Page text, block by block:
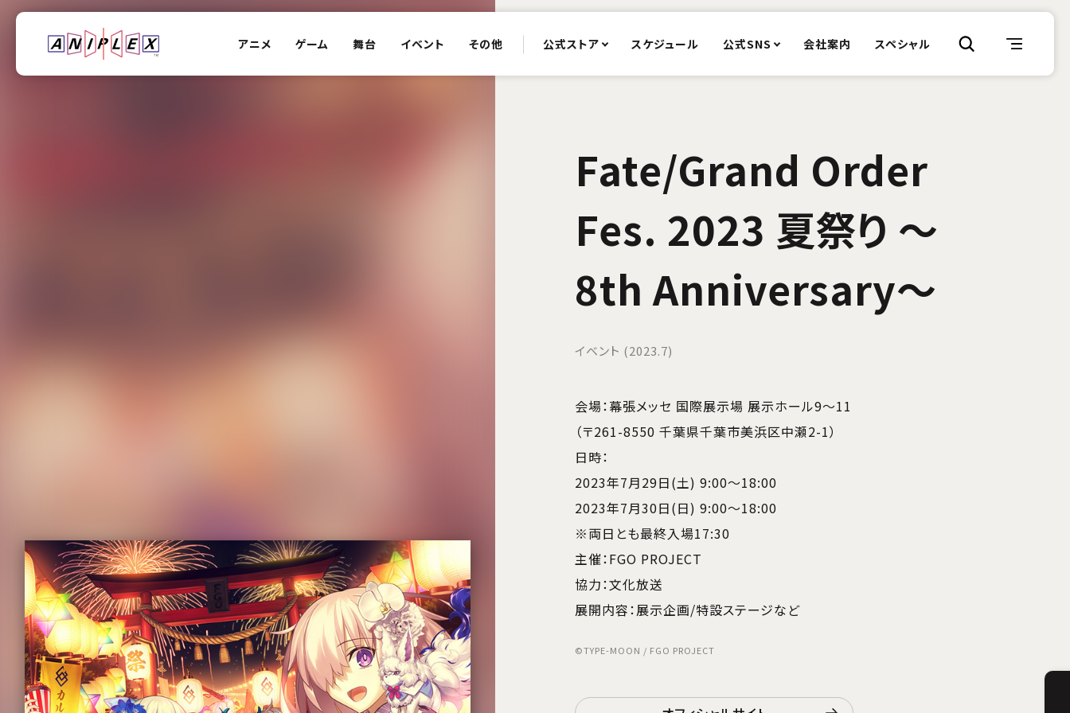
アニメ ゲーム 舞台 イベント その他 公式ストア スケジュール 公式SNS 会社案内 スペシャル
Fate/Grand Order
Fes. 2023 夏祭り ～
8th Anniversary～
イベント (2023.7)
会場：幕張メッセ 国際展示場 展示ホール9～11
（〒261-8550 千葉県千葉市美浜区中瀬2-1）
日時：
2023年7月29日(土) 9:00～18:00
2023年7月30日(日) 9:00～18:00
※両日とも最終入場17:30
主催：FGO PROJECT
協力：文化放送
展開内容：展示企画/特設ステージなど
©TYPE-MOON / FGO PROJECT